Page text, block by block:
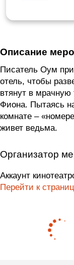
Описание
Писатель Оум
отель, чтобы
втянут в мрачную
Фиона. Пытаясь
комнате –
живет ведьма.
Организатор
Аккаунт
Перейти к